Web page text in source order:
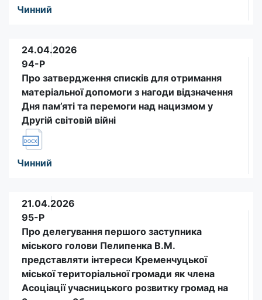
Чинний
24.04.2026
94-Р
Про затвердження списків для отримання
матеріальної допомоги з нагоди відзначення
Дня пам’яті та перемоги над нацизмом у
Другій світовій війні
Чинний
21.04.2026
95-Р
Про делегування першого заступника
міського голови Пелипенка В.М.
представляти інтереси Кременчуцької
міської територіальної громади як члена
Асоціації учасницького розвитку громад на